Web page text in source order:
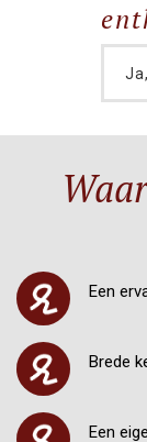
Een
Brede
Een